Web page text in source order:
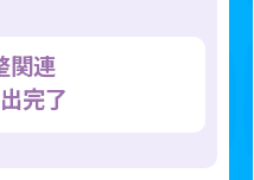
関連
完了